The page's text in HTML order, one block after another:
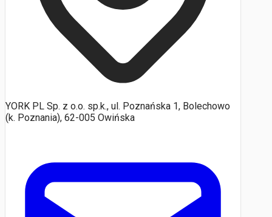
YORK PL Sp. z o.o. sp.k., ul. Poznańska 1, Bolechowo
(k. Poznania), 62-005 Owińska